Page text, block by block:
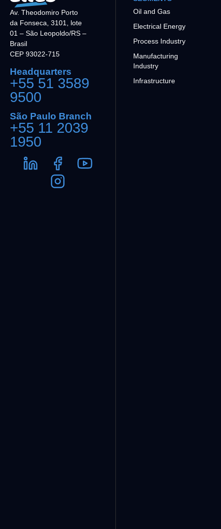
Av. Theodomiro Porto
da Fonseca, 3101, lote
01 – São Leopoldo/RS –
Brasil
CEP 93022-715
Headquarters
+55 51 3589
9500
São Paulo Branch
+55 11 2039
1950
Oil and Gas
Electrical Energy
Process Industry
Manufacturing
Industry
Infrastructure